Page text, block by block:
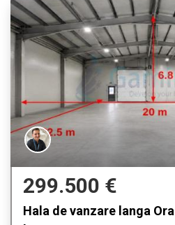
299.500 €
Hala de vanzare langa